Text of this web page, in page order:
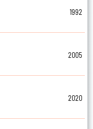
1992
2005
2020